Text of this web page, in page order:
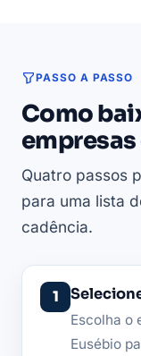
PASSO A PASSO
Como
Quatro passos
para uma lista
cadência.
Escolha o
Eusébio